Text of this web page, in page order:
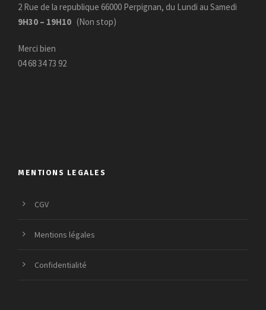
2 Rue de la republique 66000 Perpignan, du Lundi au Samedi
9H30 – 19H10 (Non stop)
Merci bien
04 68 34 73 92
MENTIONS LEGALES
CGV
Mentions légales
Confidentialité